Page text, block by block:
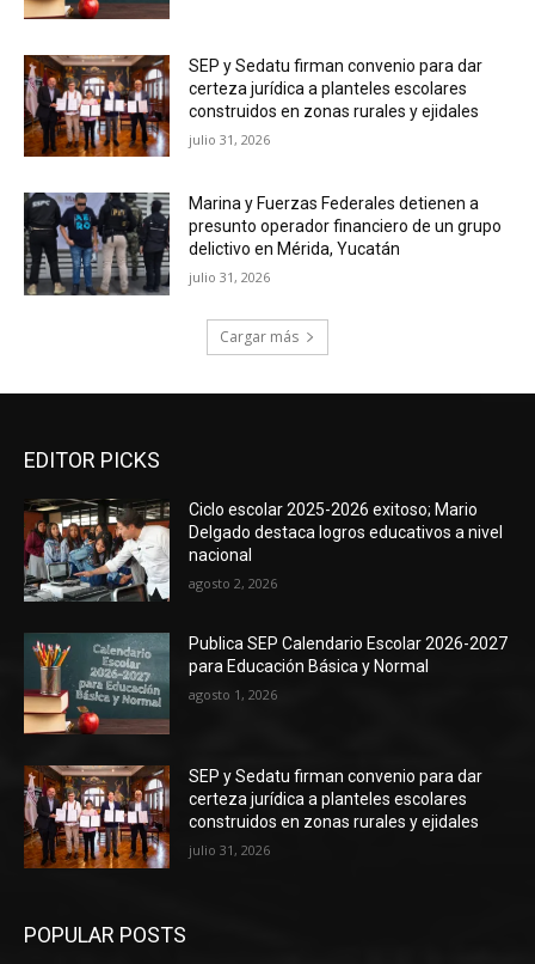
SEP y Sedatu firman convenio para dar
certeza jurídica a planteles escolares
construidos en zonas rurales y ejidales
julio 31, 2026
Marina y Fuerzas Federales detienen a
presunto operador financiero de un grupo
delictivo en Mérida, Yucatán
julio 31, 2026
Cargar más
EDITOR PICKS
Ciclo escolar 2025-2026 exitoso; Mario
Delgado destaca logros educativos a nivel
nacional
agosto 2, 2026
Publica SEP Calendario Escolar 2026-2027
para Educación Básica y Normal
agosto 1, 2026
SEP y Sedatu firman convenio para dar
certeza jurídica a planteles escolares
construidos en zonas rurales y ejidales
julio 31, 2026
POPULAR POSTS